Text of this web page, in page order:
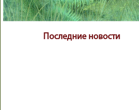
Последние новости